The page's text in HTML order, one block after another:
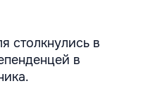
столкнулись в
в